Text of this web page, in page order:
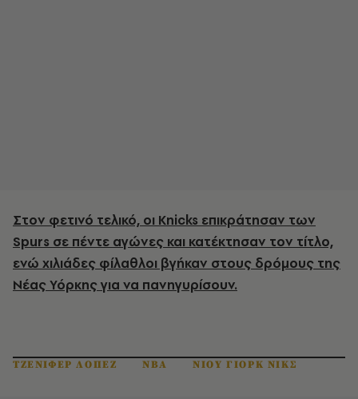
Στον φετινό τελικό, οι Knicks επικράτησαν των
Spurs σε πέντε αγώνες και κατέκτησαν τον τίτλο,
ενώ χιλιάδες φίλαθλοι βγήκαν στους δρόμους της
Νέας Υόρκης για να πανηγυρίσουν.
ΤΖΕΝΙΦΕΡ ΛΟΠΕΖ NBA ΝΙΟΥ ΓΙΟΡΚ ΝΙΚΣ